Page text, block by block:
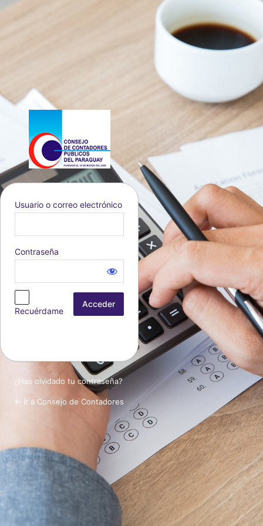
Acceder
Usuario o correo electrónico
Contraseña
Recuérdame
¿Has olvidado tu contraseña?
← Ir a Consejo de Contadores
Idioma